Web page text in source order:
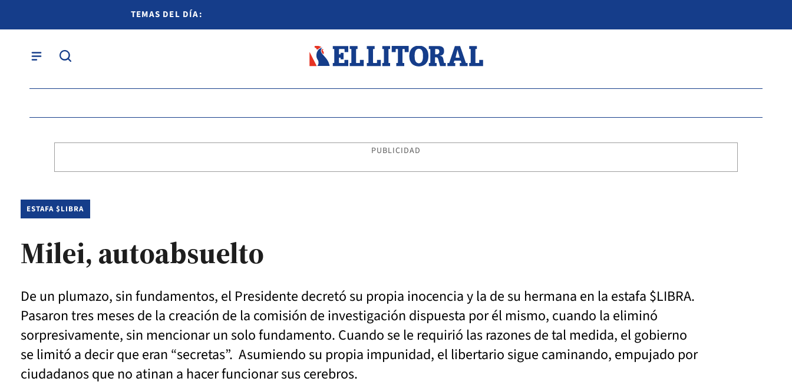
TEMAS DEL DÍA:
PUBLICIDAD
ESTAFA $LIBRA
Milei, autoabsuelto
De un plumazo, sin fundamentos, el Presidente decretó su propia inocencia y la de su hermana en la estafa $LIBRA.
Pasaron tres meses de la creación de la comisión de investigación dispuesta por él mismo, cuando la eliminó
sorpresivamente, sin mencionar un solo fundamento. Cuando se le requirió las razones de tal medida, el gobierno
se limitó a decir que eran “secretas”. Asumiendo su propia impunidad, el libertario sigue caminando, empujado por
ciudadanos que no atinan a hacer funcionar sus cerebros.